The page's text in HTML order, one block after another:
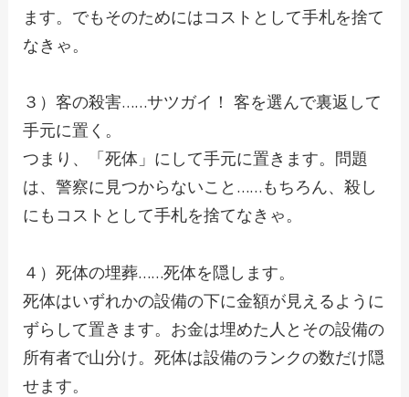
ます。でもそのためにはコストとして手札を捨て
なきゃ。
３）客の殺害……サツガイ！ 客を選んで裏返して
手元に置く。
つまり、「死体」にして手元に置きます。問題
は、警察に見つからないこと……もちろん、殺し
にもコストとして手札を捨てなきゃ。
４）死体の埋葬……死体を隠します。
死体はいずれかの設備の下に金額が見えるように
ずらして置きます。お金は埋めた人とその設備の
所有者で山分け。死体は設備のランクの数だけ隠
せます。